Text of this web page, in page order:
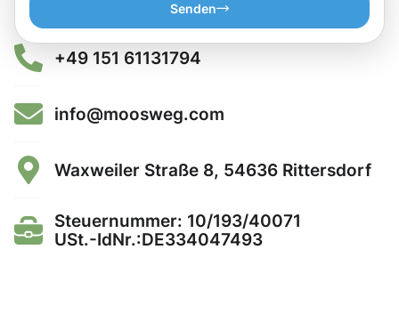
Senden
+49 151 61131794
info@moosweg.com
Waxweiler Straße 8, 54636 Rittersdorf
Steuernummer: 10/193/40071
USt.-IdNr.:DE334047493